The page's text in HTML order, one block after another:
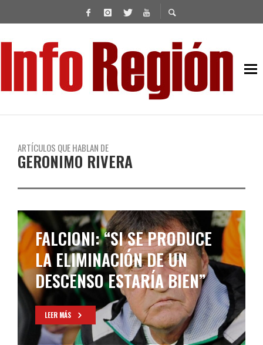
ARTÍCULOS QUE HABLAN DE
GERONIMO RIVERA
FALCIONI: “SI SE PRODUCE
LA ELIMINACIÓN DE UN
DESCENSO ESTARÍA BIEN”
LEER MÁS